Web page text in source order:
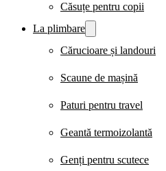
Căsuțe pentru copii
La plimbare
Cărucioare și landouri
Scaune de mașină
Paturi pentru travel
Geantă termoizolantă
Genți pentru scutece